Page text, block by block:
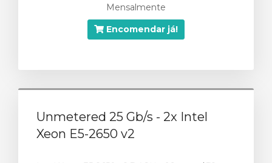
Mensalmente
Encomendar já!
Unmetered 25 Gb/s - 2x Intel
Xeon E5-2650 v2